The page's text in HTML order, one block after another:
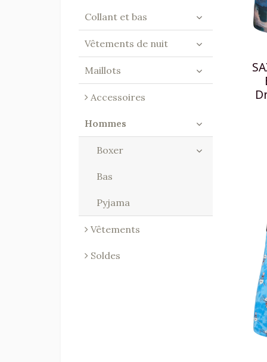
Collant et bas
Vêtements de nuit
Maillots
Accessoires
Hommes
Boxer
Bas
Pyjama
Vêtements
Soldes